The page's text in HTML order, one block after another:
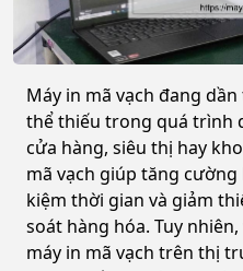
Máy in mã vạch đang
thể thiếu trong quá trình
cửa hàng, siêu thị hay
mã vạch giúp tăng
kiệm thời gian và giảm
soát hàng hóa. Tuy
máy in mã vạch trên thị